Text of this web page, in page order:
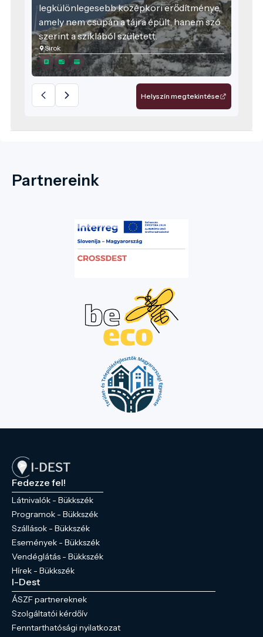
legkülönlegesebb középkori erődítménye,
amely nem csupán a tájra épült, hanem szó
szerint a sziklából született.
Sirok
Helyszín megtekintése
Partnereink
Fedezze fel!
Látnivalók - Bükkszék
Programok - Bükkszék
Szállások - Bükkszék
Események - Bükkszék
Vendéglátás - Bükkszék
Hírek - Bükkszék
I-Dest
ÁSZF partnereknek
Szolgáltatói kérdőív
Fenntarthatósági nyilatkozat